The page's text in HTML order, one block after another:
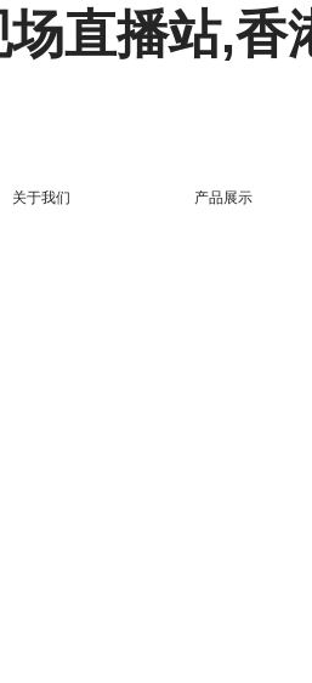
直播站,香
关于我们 产品展示